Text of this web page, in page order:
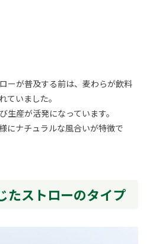
ーが普及する前は、麦わらが飲料
ていました。
生産が活発になっています。
にナチュラルな風合いが特徴で
たストローのタイプ